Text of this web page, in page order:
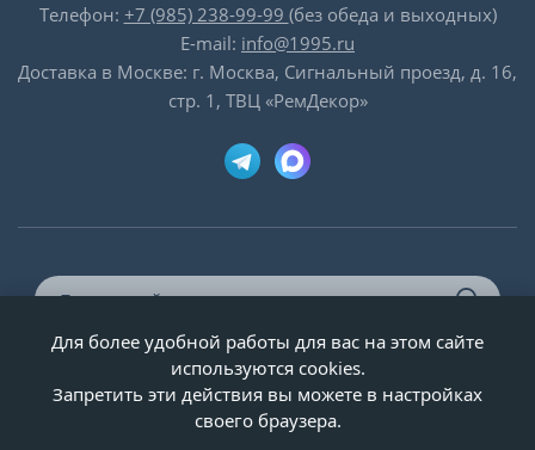
Телефон: +7 (985) 238-99-99 (без обеда и выходных)
E-mail: info@1995.ru
Доставка в Москве: г. Москва, Сигнальный проезд, д. 16,
стр. 1, ТВЦ «РемДекор»
© ООО «Двери-и-точка», ИНН 5020092947, 1995-2026 г.
Для более удобной работы для вас на этом сайте
используются cookies.
Запретить эти действия вы можете в настройках
своего браузера.